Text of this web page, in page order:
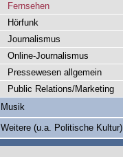
Fernsehen
Hörfunk
Journalismus
Online-Journalismus
Pressewesen allgemein
Public Relations/Marketing
Musik
Weitere (u.a. Politische Kultur)